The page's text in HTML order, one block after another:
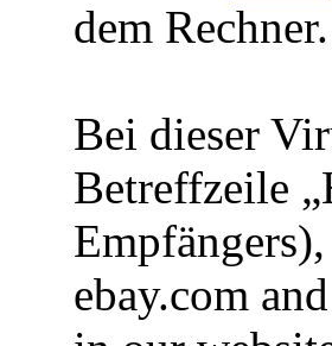
dem Rechner.
Bei dieser
Betreffzeile
ebay.com